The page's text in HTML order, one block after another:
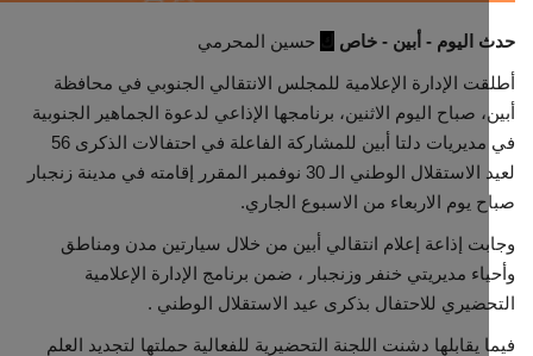
مجتمع مدني
معرض الصور
اليوم - أبين - خاص كحسين المحرمي
الإدارة الإعلامية للمجلس الانتقالي الجنوبي في محافظة
صباح اليوم الاثنين، برنامجها الإذاعي لدعوة الجماهير الجنوبية
في مديريات دلتا أبين للمشاركة الفاعلة في احتفالات الذكرى 56
لعيد الاستقلال الوطني الـ 30 نوفمبر المقرر إقامته في مدينة زنجبار
يوم الاربعاء من الاسبوع الجاري.
إذاعة إعلام انتقالي أبين من خلال سيارتين مدن ومناطق
مديريتي خنفر وزنجبار ، ضمن برنامج الإدارة الإعلامية
للاحتفال بذكرى عيد الاستقلال الوطني .
يقابلها دشنت اللجنة التحضيرية للفعالية حملتها لتجديد العلم